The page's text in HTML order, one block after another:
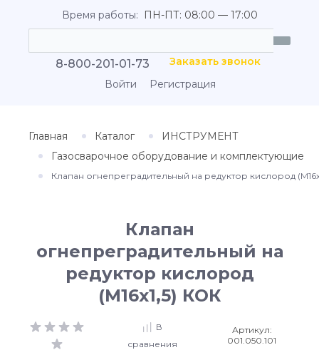
Время работы: ПН-ПТ: 08:00 — 17:00
8-800-201-01-73
Заказать звонок
Войти
Регистрация
Главная Каталог
ИНСТРУМЕНТ
Газосварочное оборудование и комплектующие
Клапан огнепреградительный на редуктор кислород
Клапан
огнепреградительный на
редуктор кислород
(М16х1,5) КОК
В
сравнения
Артикул:
001.050.101